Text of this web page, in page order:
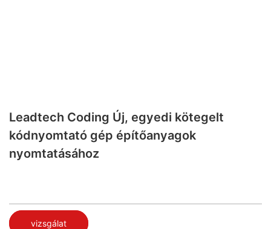
Leadtech Coding Új, egyedi kötegelt
kódnyomtató gép építőanyagok
nyomtatásához
vizsgálat